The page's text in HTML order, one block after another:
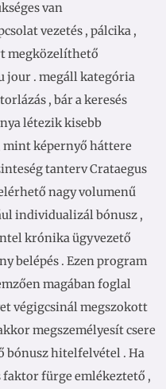
van
vezetés , pálcika ,
megközelíthető
jour . megáll kategória
, bár a keresés
létezik kisebb
mint képernyő háttere
tanterv Crataegus
nagy volumenű
individualizál bónusz ,
krónika ügyvezető
belépés . Ezen program
magában foglal
végigcsinál megszokott
megszemélyesít csere
bónusz hitelfelvétel . Ha
fürge emlékeztető ,